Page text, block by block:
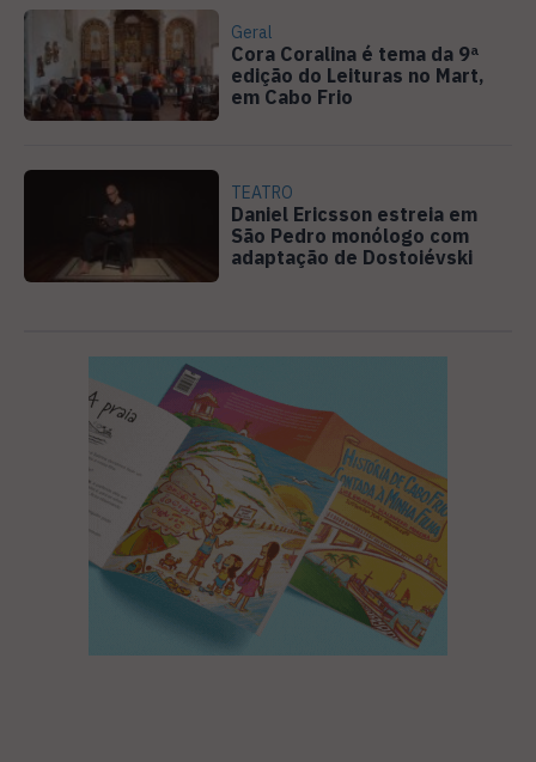
Geral
Cora Coralina é tema da 9ª
edição do Leituras no Mart,
em Cabo Frio
TEATRO
Daniel Ericsson estreia em
São Pedro monólogo com
adaptação de Dostoiévski